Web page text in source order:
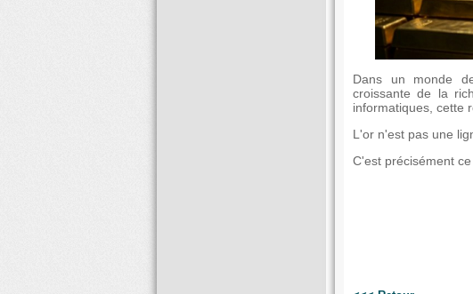
Dans un monde
croissante de la
informatiques, cette
L'or n'est pas une
C'est précisément